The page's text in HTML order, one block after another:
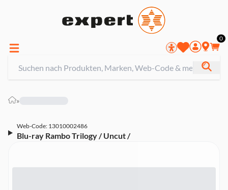
0
»
Web-Code: 13010002486
Blu-ray Rambo Trilogy / Uncut /